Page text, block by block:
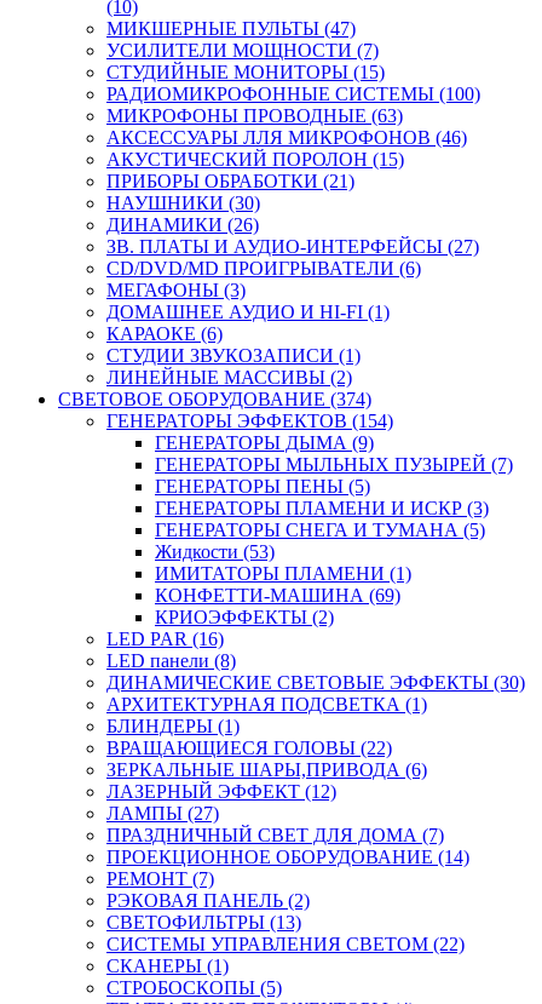
(10)
МИКШЕРНЫЕ ПУЛЬТЫ (47)
УСИЛИТЕЛИ МОЩНОСТИ (7)
СТУДИЙНЫЕ МОНИТОРЫ (15)
РАДИОМИКРОФОННЫЕ СИСТЕМЫ (100)
МИКРОФОНЫ ПРОВОДНЫЕ (63)
АКСЕССУАРЫ ЛЛЯ МИКРОФОНОВ (46)
АКУСТИЧЕСКИЙ ПОРОЛОН (15)
ПРИБОРЫ ОБРАБОТКИ (21)
НАУШНИКИ (30)
ДИНАМИКИ (26)
ЗВ. ПЛАТЫ И АУДИО-ИНТЕРФЕЙСЫ (27)
CD/DVD/MD ПРОИГРЫВАТЕЛИ (6)
МЕГАФОНЫ (3)
ДОМАШНЕЕ АУДИО И HI-FI (1)
КАРАОКЕ (6)
СТУДИИ ЗВУКОЗАПИСИ (1)
ЛИНЕЙНЫЕ МАССИВЫ (2)
СВЕТОВОЕ ОБОРУДОВАНИЕ (374)
ГЕНЕРАТОРЫ ЭФФЕКТОВ (154)
ГЕНЕРАТОРЫ ДЫМА (9)
ГЕНЕРАТОРЫ МЫЛЬНЫХ ПУЗЫРЕЙ (7)
ГЕНЕРАТОРЫ ПЕНЫ (5)
ГЕНЕРАТОРЫ ПЛАМЕНИ И ИСКР (3)
ГЕНЕРАТОРЫ СНЕГА И ТУМАНА (5)
Жидкости (53)
ИМИТАТОРЫ ПЛАМЕНИ (1)
КОНФЕТТИ-МАШИНА (69)
КРИОЭФФЕКТЫ (2)
LED PAR (16)
LED панели (8)
ДИНАМИЧЕСКИЕ СВЕТОВЫЕ ЭФФЕКТЫ (30)
АРХИТЕКТУРНАЯ ПОДСВЕТКА (1)
БЛИНДЕРЫ (1)
ВРАЩАЮЩИЕСЯ ГОЛОВЫ (22)
ЗЕРКАЛЬНЫЕ ШАРЫ,ПРИВОДА (6)
ЛАЗЕРНЫЙ ЭФФЕКТ (12)
ЛАМПЫ (27)
ПРАЗДНИЧНЫЙ СВЕТ ДЛЯ ДОМА (7)
ПРОЕКЦИОННОЕ ОБОРУДОВАНИЕ (14)
РЕМОНТ (7)
РЭКОВАЯ ПАНЕЛЬ (2)
СВЕТОФИЛЬТРЫ (13)
СИСТЕМЫ УПРАВЛЕНИЯ СВЕТОМ (22)
СКАНЕРЫ (1)
СТРОБОСКОПЫ (5)